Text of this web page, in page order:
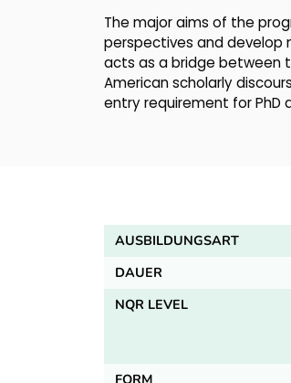
The major aims of the
perspectives and develop
acts as a bridge between
American scholarly
entry requirement for PhD
AUSBILDUNGSART
DAUER
NQR LEVEL